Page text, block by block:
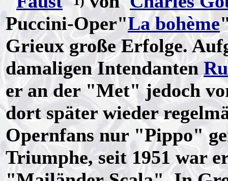
Puccini-Oper"La bohème
Grieux große Erfolge.
damaligen Intendanten
er an der "Met" jedoch
dort später wieder
Opernfans nur "Pippo"
Triumphe, seit 1951 war